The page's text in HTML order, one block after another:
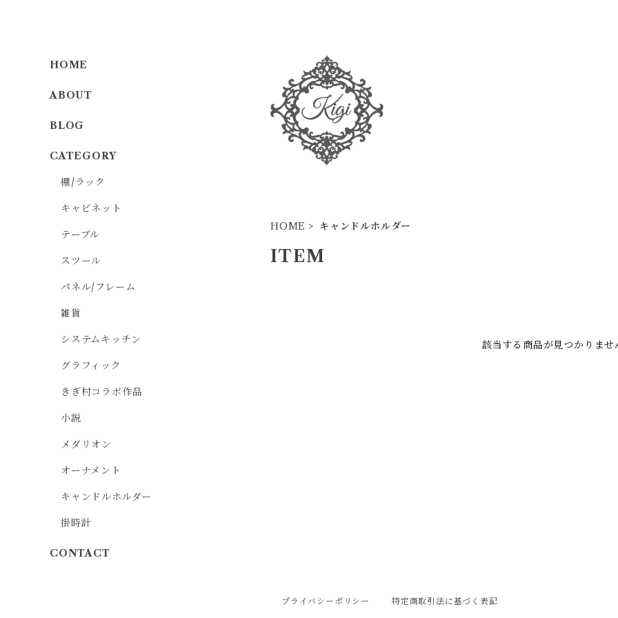
HOME キャンドルホルダー
ITEM
該当する商品が見つかりませ
HOME
ABOUT
BLOG
CATEGORY
棚/ラック
キャビネット
テーブル
スツール
パネル/フレーム
雑貨
システムキッチン
グラフィック
きぎ村コラボ作品
小説
メダリオン
オーナメント
キャンドルホルダー
掛時計
CONTACT
プライバシーポリシー 特定商取引法に基づく表記